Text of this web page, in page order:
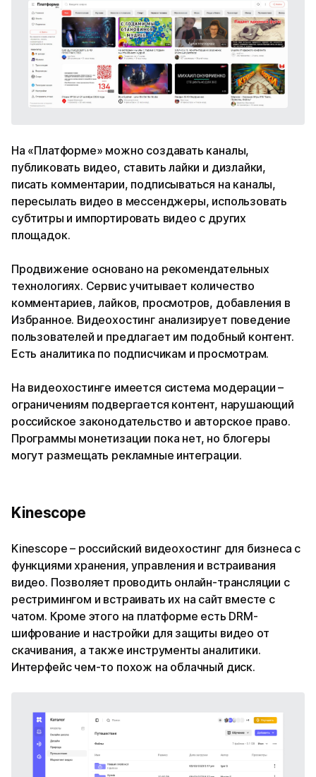
На «Платформе» можно создавать каналы,
публиковать видео, ставить лайки и дизлайки,
писать комментарии, подписываться на каналы,
пересылать видео в мессенджеры, использовать
субтитры и импортировать видео с других
площадок.
Продвижение основано на рекомендательных
технологиях. Сервис учитывает количество
комментариев, лайков, просмотров, добавления в
Избранное. Видеохостинг анализирует поведение
пользователей и предлагает им подобный контент.
Есть аналитика по подписчикам и просмотрам.
На видеохостинге имеется система модерации –
ограничениям подвергается контент, нарушающий
российское законодательство и авторское право.
Программы монетизации пока нет, но блогеры
могут размещать рекламные интеграции.
Kinescope
Kinescope – российский видеохостинг для бизнеса с
функциями хранения, управления и встраивания
видео. Позволяет проводить онлайн-трансляции с
рестримингом и встраивать их на сайт вместе с
чатом. Кроме этого на платформе есть DRM-
шифрование и настройки для защиты видео от
скачивания, а также инструменты аналитики.
Интерфейс чем-то похож на облачный диск.